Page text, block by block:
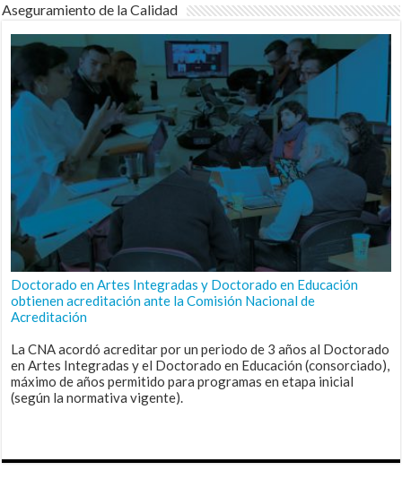
Aseguramiento de la Calidad
Doctorado en Artes Integradas y Doctorado en Educación
obtienen acreditación ante la Comisión Nacional de
Acreditación
La CNA acordó acreditar por un periodo de 3 años al Doctorado
en Artes Integradas y el Doctorado en Educación (consorciado),
máximo de años permitido para programas en etapa inicial
(según la normativa vigente).